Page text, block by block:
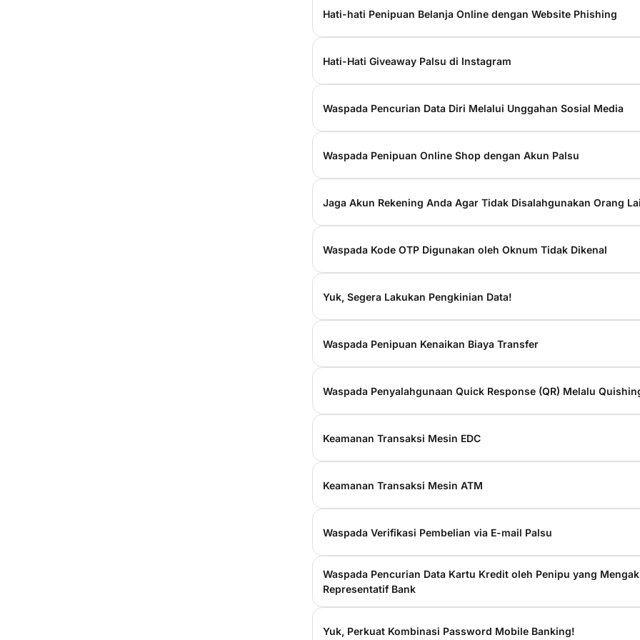
Hati-hati Penipuan Belanja Online dengan Website Phishing
Hati-Hati Giveaway Palsu di Instagram
Waspada Pencurian Data Diri Melalui Unggahan Sosial Media
Waspada Penipuan Online Shop dengan Akun Palsu
Jaga Akun Rekening Anda Agar Tidak Disalahgunakan Orang
Waspada Kode OTP Digunakan oleh Oknum Tidak Dikenal
Yuk, Segera Lakukan Pengkinian Data!
Waspada Penipuan Kenaikan Biaya Transfer
Waspada Penyalahgunaan Quick Response (QR) Melalu
Keamanan Transaksi Mesin EDC
Keamanan Transaksi Mesin ATM
Waspada Verifikasi Pembelian via E-mail Palsu
Waspada Pencurian Data Kartu Kredit oleh Penipu yang
Representatif Bank
Yuk, Perkuat Kombinasi Password Mobile Banking!